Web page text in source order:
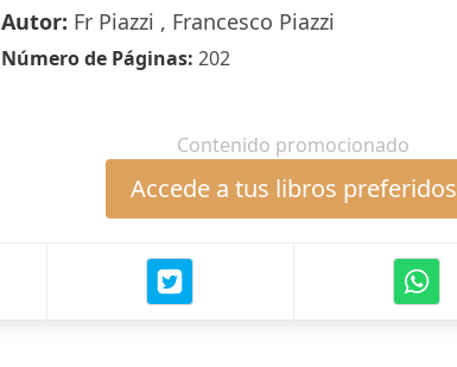
Autor: Fr Piazzi , Francesco Piazzi
Número de Páginas: 202
Contenido promocionado
Accede a tus libros preferidos